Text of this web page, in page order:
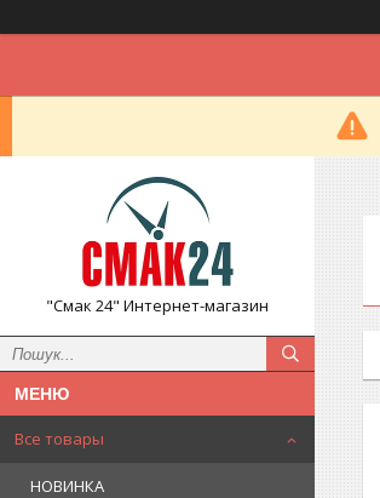
"Смак 24" Интернет-магазин
Все товары
НОВИНКА